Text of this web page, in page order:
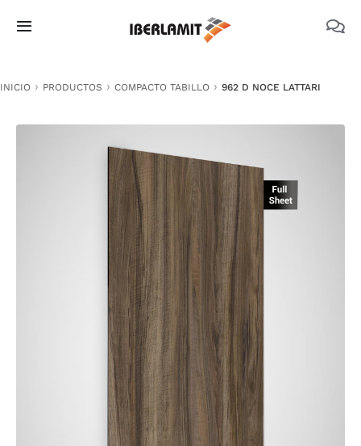
Toggle
NOSOTROS
DOCUMENTACIÓN TÉCNICA
MEDIO AMBIENTE
INICIO PRODUCTOS COMPACTO TABILLO 962 D NOCE LATTARI